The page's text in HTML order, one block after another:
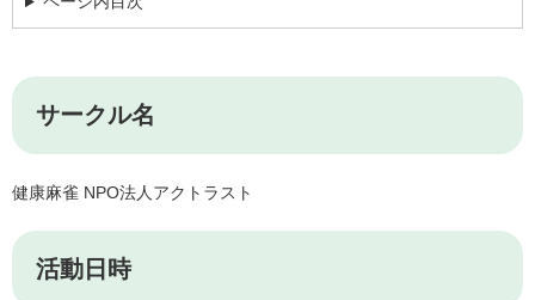
サークル名
健康麻雀 NPO法人アクトラスト
活動日時